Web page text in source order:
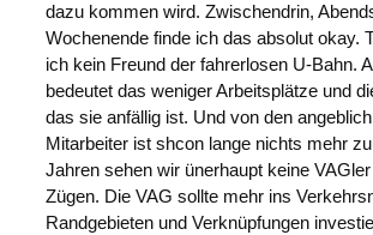
dazu kommen wird. Zwischendrin,
Wochenende finde ich das absolut okay.
ich kein Freund der fahrerlosen U-Bahn.
bedeutet das weniger Arbeitsplätze und
das sie anfällig ist. Und von den
Mitarbeiter ist shcon lange nichts mehr
Jahren sehen wir ünerhaupt keine
Zügen. Die VAG sollte mehr ins
Randgebieten und Verknüpfungen